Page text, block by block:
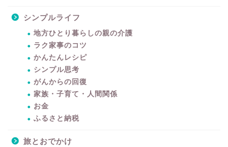
シンプルライフ
地方ひとり暮らしの親の介護
ラク家事のコツ
かんたんレシピ
シンプル思考
がんからの回復
家族・子育て・人間関係
お金
ふるさと納税
旅とおでかけ